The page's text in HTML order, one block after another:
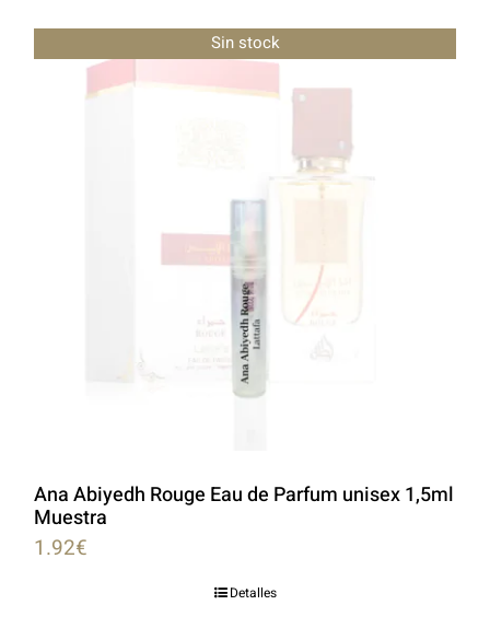
Sin stock
Ana Abiyedh Rouge Eau de Parfum unisex 1,5ml
Muestra
1.92€
Detalles